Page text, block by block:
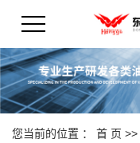
您当前的位置 ： 首 页 >>